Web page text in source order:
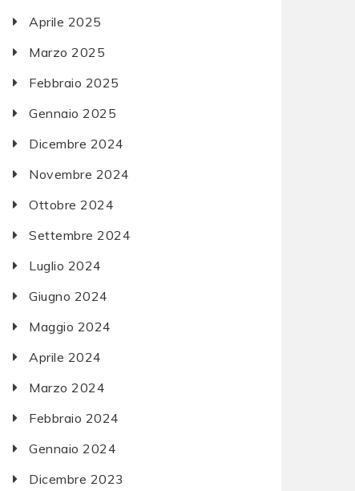
Aprile 2025
Marzo 2025
Febbraio 2025
Gennaio 2025
Dicembre 2024
Novembre 2024
Ottobre 2024
Settembre 2024
Luglio 2024
Giugno 2024
Maggio 2024
Aprile 2024
Marzo 2024
Febbraio 2024
Gennaio 2024
Dicembre 2023